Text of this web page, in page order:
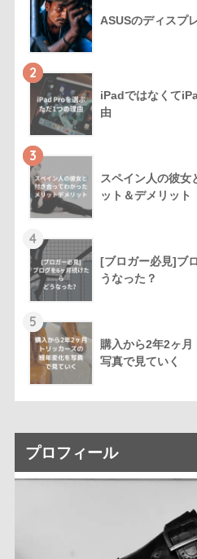
ASUSのディスプ
2
iPadではなくて
由
3
スペイン人の彼女
ット＆デメリット
4
[ブロガー必見]ブ
うなった？
5
購入から2年2ヶ
写真で見ていく
プロフィール